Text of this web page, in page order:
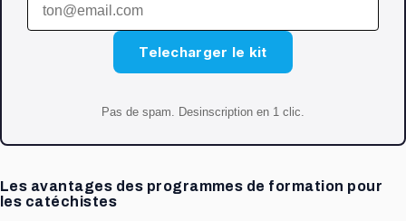
Telecharger le kit
Pas de spam. Desinscription en 1 clic.
Les avantages des programmes de formation pour
les catéchistes